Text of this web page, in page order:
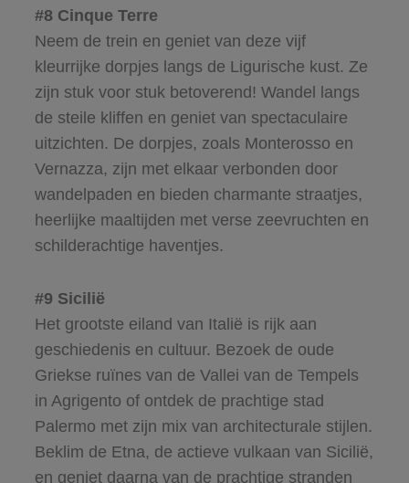
#8 Cinque Terre
Neem de trein en geniet van deze vijf
kleurrijke dorpjes langs de Ligurische kust. Ze
zijn stuk voor stuk betoverend! Wandel langs
de steile kliffen en geniet van spectaculaire
uitzichten. De dorpjes, zoals Monterosso en
Vernazza, zijn met elkaar verbonden door
wandelpaden en bieden charmante straatjes,
heerlijke maaltijden met verse zeevruchten en
schilderachtige haventjes.
#9 Sicilië
Het grootste eiland van Italië is rijk aan
geschiedenis en cultuur. Bezoek de oude
Griekse ruïnes van de Vallei van de Tempels
in Agrigento of ontdek de prachtige stad
Palermo met zijn mix van architecturale stijlen.
Beklim de Etna, de actieve vulkaan van Sicilië,
en geniet daarna van de prachtige stranden